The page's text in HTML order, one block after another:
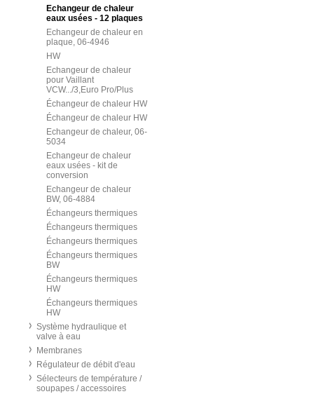
Echangeur de chaleur
eaux usées - 12 plaques
Echangeur de chaleur en
plaque, 06-4946
HW
Echangeur de chaleur
pour Vaillant
VCW.../3,Euro Pro/Plus
Échangeur de chaleur HW
Échangeur de chaleur HW
Echangeur de chaleur, 06-
5034
Echangeur de chaleur
eaux usées - kit de
conversion
Echangeur de chaleur
BW, 06-4884
Échangeurs thermiques
Échangeurs thermiques
Échangeurs thermiques
Échangeurs thermiques
BW
Échangeurs thermiques
HW
Échangeurs thermiques
HW
Système hydraulique et
valve à eau
Membranes
Régulateur de débit d'eau
Sélecteurs de température /
soupapes / accessoires